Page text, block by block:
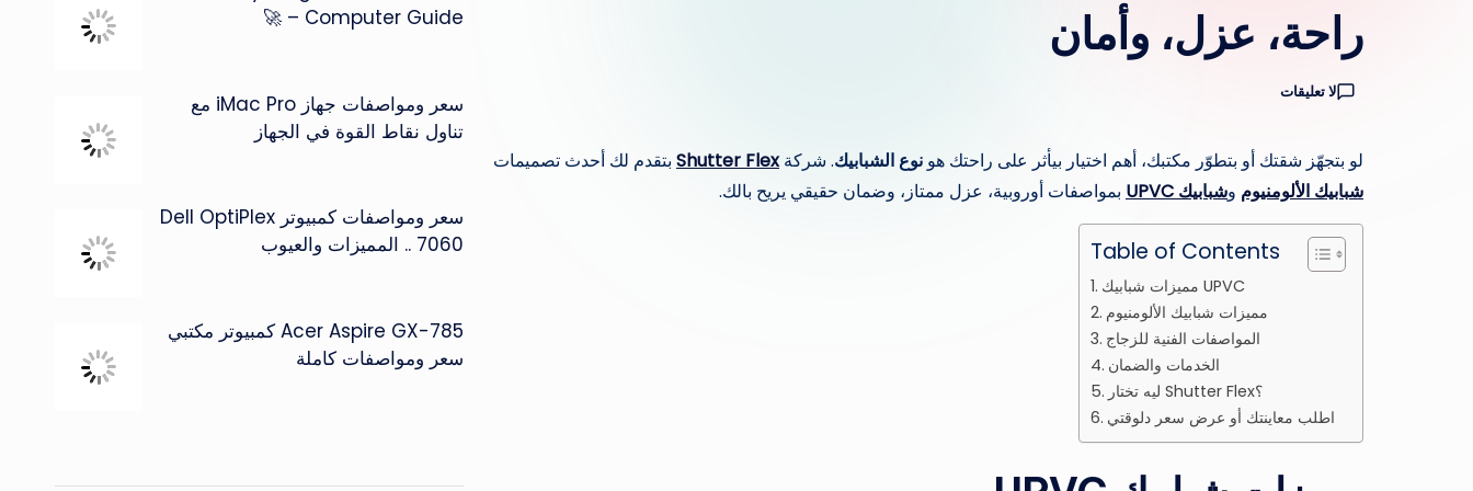
راحة، عزل، وأمان
لا تعليقات
لو بتجهّز شقتك أو بتطوّر مكتبك، أهم اختيار بيأثر على راحتك هو نوع الشبابيك. شركةShutter Flex بتقدم لك أحدث تصميمات
شبابيك الألومنيوم وشبابيك UPVC بمواصفات أوروبية، عزل ممتاز، وضمان حقيقي يريح بالك.
Table of Contents
مميزات شبابيك UPVC
مميزات شبابيك الألومنيوم
المواصفات الفنية للزجاج
الخدمات والضمان
ليه تختار Shutter Flex؟
اطلب معاينتك أو عرض سعر دلوقتي
Computer Guide – 🚀
سعر ومواصفات جهاز iMac Pro مع
تناول نقاط القوة في الجهاز
سعر ومواصفات كمبيوتر Dell OptiPlex
7060 .. المميزات والعيوب
Acer Aspire GX-785 كمبيوتر مكتبي
سعر ومواصفات كاملة